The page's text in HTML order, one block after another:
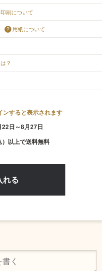
印刷について
用紙について
？
ンすると表示されます
22日～8月27日
以上で送料無料